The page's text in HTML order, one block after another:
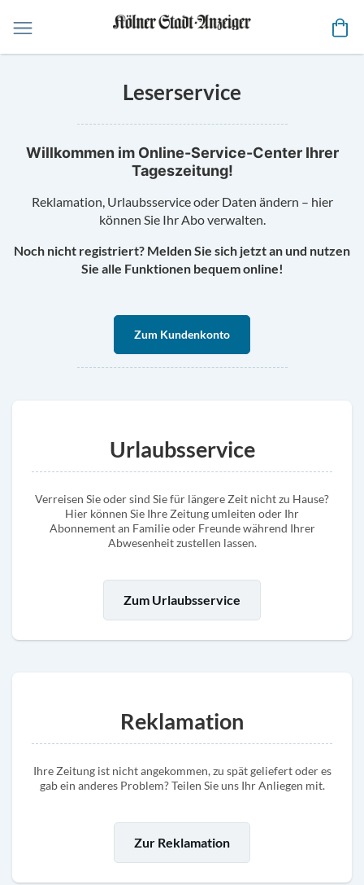
Leserservice
Willkommen im Online-Service-Center Ihrer
Tageszeitung!
Reklamation, Urlaubsservice oder Daten ändern – hier
können Sie Ihr Abo verwalten.
Noch nicht registriert? Melden Sie sich jetzt an und nutzen
Sie alle Funktionen bequem online!
Zum Kundenkonto
Urlaubsservice
Verreisen Sie oder sind Sie für längere Zeit nicht zu Hause?
Hier können Sie Ihre Zeitung umleiten oder Ihr
Abonnement an Familie oder Freunde während Ihrer
Abwesenheit zustellen lassen.
Zum Urlaubsservice
Reklamation
Ihre Zeitung ist nicht angekommen, zu spät geliefert oder es
gab ein anderes Problem? Teilen Sie uns Ihr Anliegen mit.
Zur Reklamation